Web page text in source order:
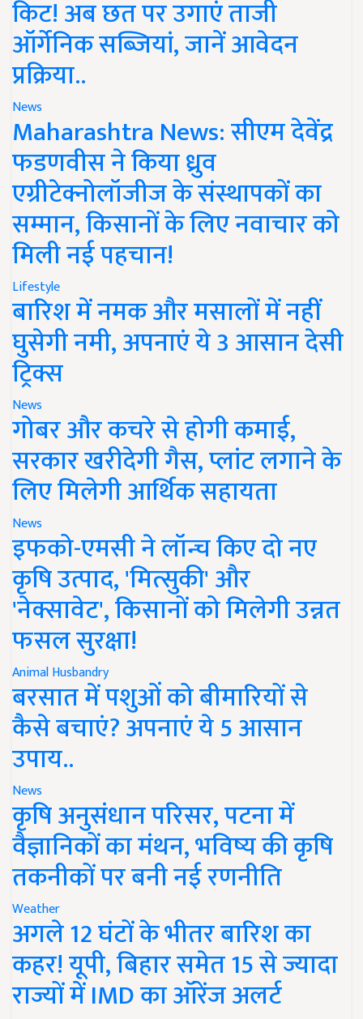
किट! अब छत पर उगाएं ताजी
ऑर्गेनिक सब्जियां, जानें आवेदन
प्रक्रिया..
News
Maharashtra News: सीएम देवेंद्र
फडणवीस ने किया ध्रुव
एग्रीटेक्नोलॉजीज के संस्थापकों का
सम्मान, किसानों के लिए नवाचार को
मिली नई पहचान!
Lifestyle
बारिश में नमक और मसालों में नहीं
घुसेगी नमी, अपनाएं ये 3 आसान देसी
ट्रिक्स
News
गोबर और कचरे से होगी कमाई,
सरकार खरीदेगी गैस, प्लांट लगाने के
लिए मिलेगी आर्थिक सहायता
News
इफको-एमसी ने लॉन्च किए दो नए
कृषि उत्पाद, 'मित्सुकी' और
'नेक्सावेट', किसानों को मिलेगी उन्नत
फसल सुरक्षा!
Animal Husbandry
बरसात में पशुओं को बीमारियों से
कैसे बचाएं? अपनाएं ये 5 आसान
उपाय..
News
कृषि अनुसंधान परिसर, पटना में
वैज्ञानिकों का मंथन, भविष्य की कृषि
तकनीकों पर बनी नई रणनीति
Weather
अगले 12 घंटों के भीतर बारिश का
कहर! यूपी, बिहार समेत 15 से ज्यादा
राज्यों में IMD का ऑरेंज अलर्ट